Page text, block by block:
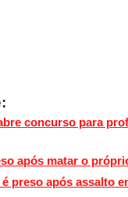
concurso para
após matar o
preso após assalto